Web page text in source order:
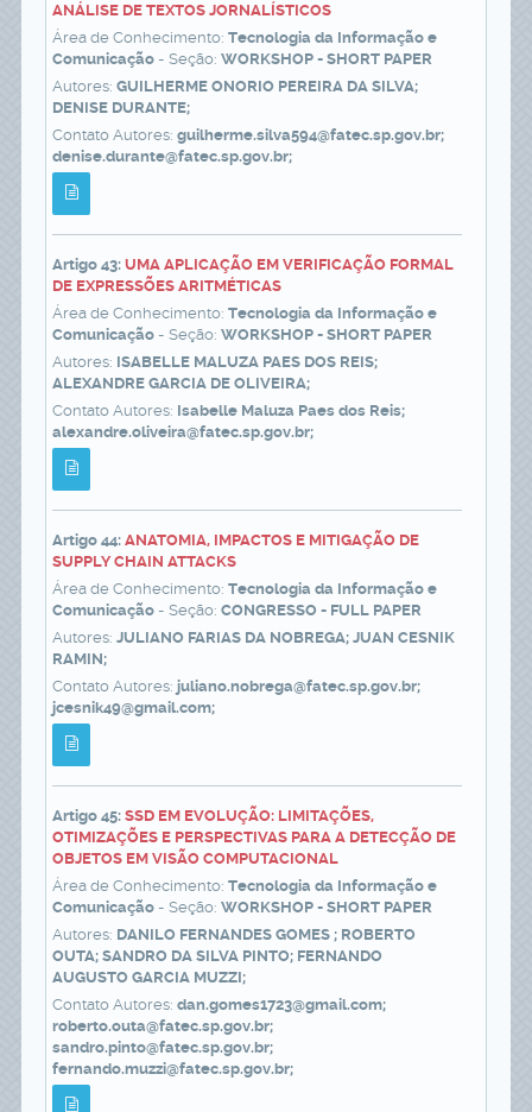
ANÁLISE DE TEXTOS JORNALÍSTICOS
Área de Conhecimento: Tecnologia da Informação e
Comunicação - Seção: WORKSHOP - SHORT PAPER
Autores: GUILHERME ONORIO PEREIRA DA SILVA;
DENISE DURANTE;
Contato Autores: guilherme.silva594@fatec.sp.gov.br;
denise.durante@fatec.sp.gov.br;
Artigo 43: UMA APLICAÇÃO EM VERIFICAÇÃO FORMAL
DE EXPRESSÕES ARITMÉTICAS
Área de Conhecimento: Tecnologia da Informação e
Comunicação - Seção: WORKSHOP - SHORT PAPER
Autores: ISABELLE MALUZA PAES DOS REIS;
ALEXANDRE GARCIA DE OLIVEIRA;
Contato Autores: Isabelle Maluza Paes dos Reis;
alexandre.oliveira@fatec.sp.gov.br;
Artigo 44: ANATOMIA, IMPACTOS E MITIGAÇÃO DE
SUPPLY CHAIN ATTACKS
Área de Conhecimento: Tecnologia da Informação e
Comunicação - Seção: CONGRESSO - FULL PAPER
Autores: JULIANO FARIAS DA NOBREGA; JUAN CESNIK
RAMIN;
Contato Autores: juliano.nobrega@fatec.sp.gov.br;
jcesnik49@gmail.com;
Artigo 45: SSD EM EVOLUÇÃO: LIMITAÇÕES,
OTIMIZAÇÕES E PERSPECTIVAS PARA A DETECÇÃO DE
OBJETOS EM VISÃO COMPUTACIONAL
Área de Conhecimento: Tecnologia da Informação e
Comunicação - Seção: WORKSHOP - SHORT PAPER
Autores: DANILO FERNANDES GOMES ; ROBERTO
OUTA; SANDRO DA SILVA PINTO; FERNANDO
AUGUSTO GARCIA MUZZI;
Contato Autores: dan.gomes1723@gmail.com;
roberto.outa@fatec.sp.gov.br;
sandro.pinto@fatec.sp.gov.br;
fernando.muzzi@fatec.sp.gov.br;